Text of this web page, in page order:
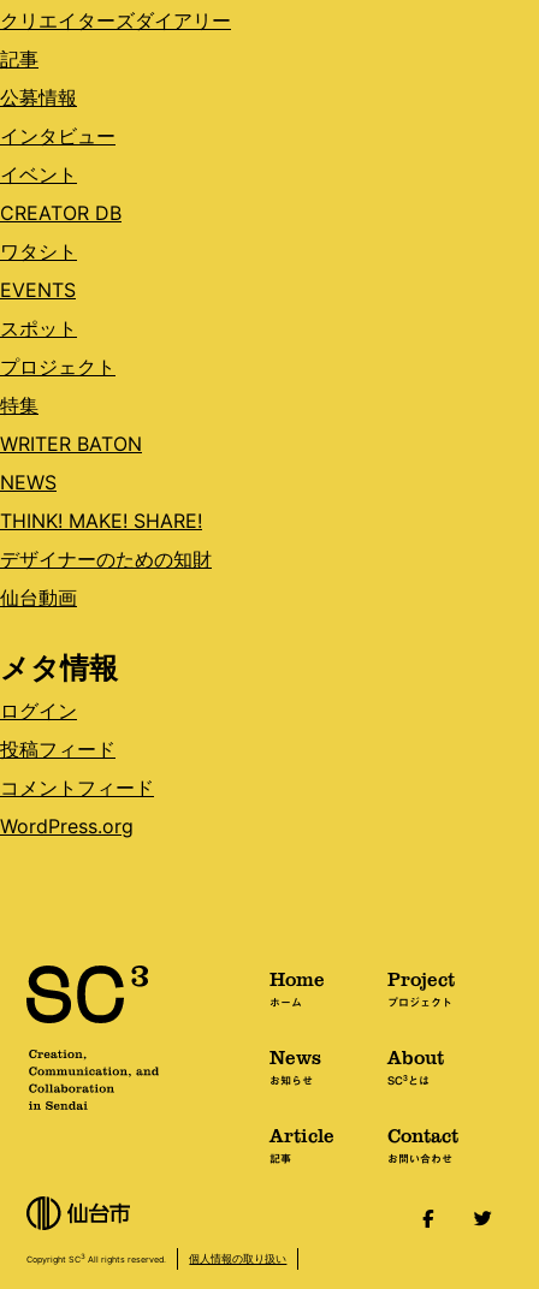
クリエイターズダイアリー
記事
公募情報
インタビュー
イベント
CREATOR DB
ワタシト
EVENTS
スポット
プロジェクト
特集
WRITER BATON
NEWS
THINK! MAKE! SHARE!
デザイナーのための知財
仙台動画
メタ情報
ログイン
投稿フィード
コメントフィード
WordPress.org
Home
ホーム
News
お知らせ
Article
記事
Project
プロジェクト
About
SC3とは
Contact
お問い合わせ
Copyright SC3 All rights reserved. 個人情報の取り扱い